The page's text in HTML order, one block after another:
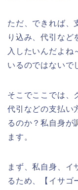
ただ、できれば、
り込み、代引など
入したいんだよね
いるのではないで
そこでここでは、
代引などの支払い
るのか？私自身が
ます。
まず、私自身、イ
るため、【イサゴ